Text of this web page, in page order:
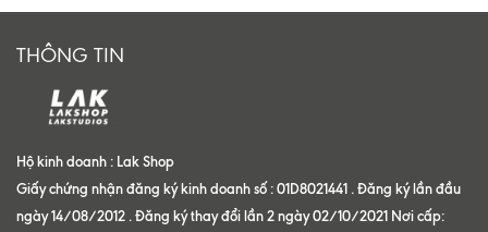
THÔNG TIN
Hộ kinh doanh : Lak Shop
Giấy chứng nhận đăng ký kinh doanh số : 01D8021441 . Đăng ký lần đầu
ngày 14/08/2012 . Đăng ký thay đổi lần 2 ngày 02/10/2021 Nơi cấp: